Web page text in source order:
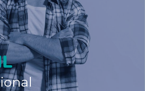
sociales y Organizaciones No
e internacionales y universidades.
de diversos sectores económicos, de
y oficinas de abogados.